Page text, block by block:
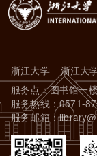
浙江大学 浙江大
服务点：图书馆一
服务热线：0571-
服务邮箱：